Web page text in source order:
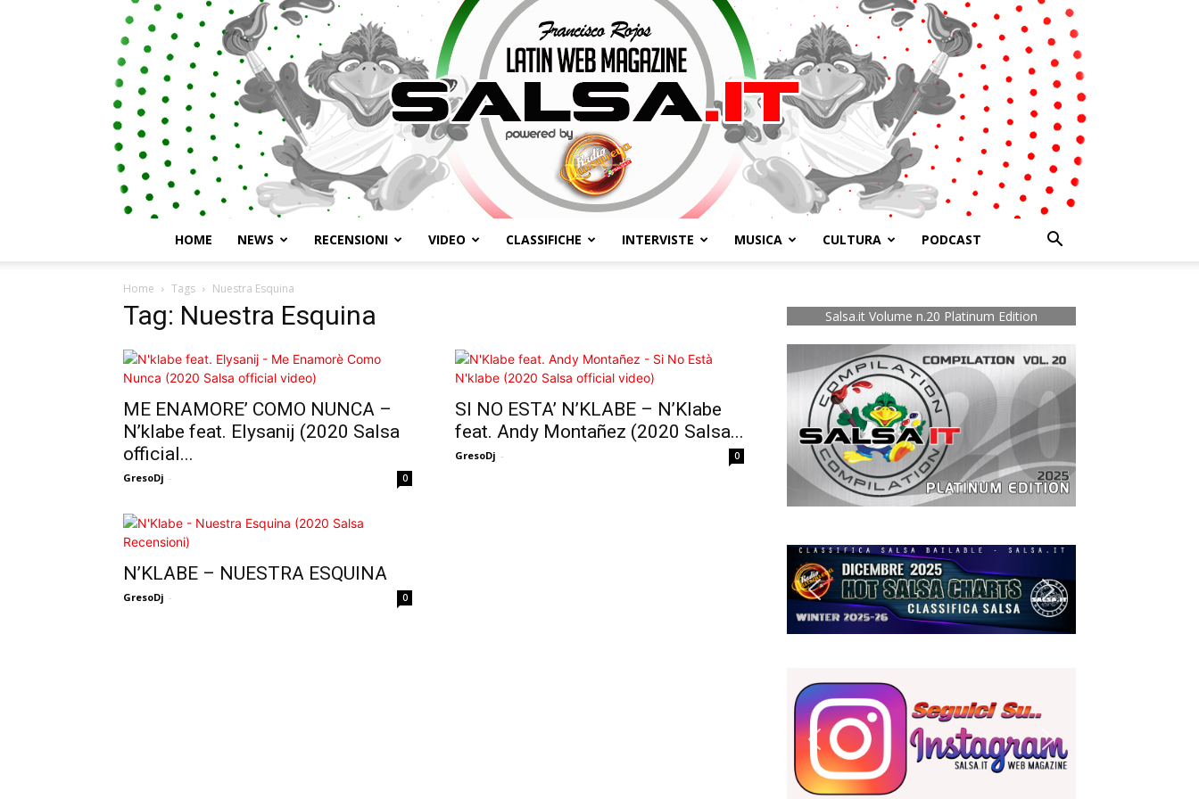
HOME NEWS RECENSIONI VIDEO CLASSIFICHE INTERVISTE MUSICA CULTURA PODCAST
Home Tags Nuestra Esquina
Tag: Nuestra Esquina
ME ENAMORE’ COMO NUNCA –
N’klabe feat. Elysanij (2020 Salsa
official...
GresoDj - 0
SI NO ESTA’ N’KLABE – N’Klabe
feat. Andy Montañez (2020 Salsa...
GresoDj - 0
N’KLABE – NUESTRA ESQUINA
GresoDj - 0
Salsa.it Volume n.20 Platinum Edition